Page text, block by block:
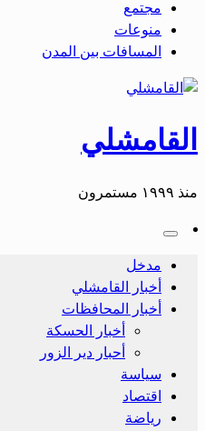
مجتمع
منوعات
المسافات بين المدن
القامشلي
منذ ١٩٩٩ مستمرون
مدخل
أخبار القامشلي
أخبار المحافظات
أخبار الحسكة
أحبار دير الزور
سياسة
اقتصاد
رياضة